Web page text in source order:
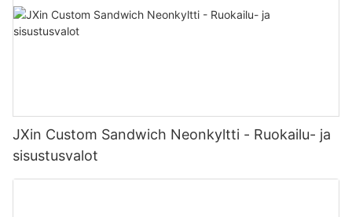
JXin Custom Sandwich Neonkyltti - Ruokailu- ja
sisustusvalot